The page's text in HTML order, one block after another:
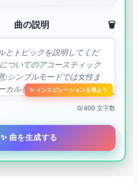
曲の説明 🗑️
✨ インスピレーションを得よう
0/400 文字数
✨ 曲を生成する